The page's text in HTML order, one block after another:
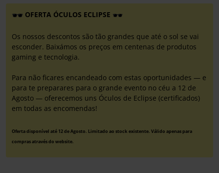
OFERTA ÓCULOS ECLIPSE
Os nossos descontos são tão grandes que até o sol se vai
esconder. Baixámos os preços em centenas de produtos
gaming e tecnologia.
Para não ficares encandeado com estas oportunidades — e
para te preparares para o grande evento no céu a 12 de
Agosto — oferecemos uns Óculos de Eclipse (certificados)
em todas as encomendas!
Oferta disponível até 12 de Agosto. Limitado ao stock existente. Válido apenas para
compras através do website.